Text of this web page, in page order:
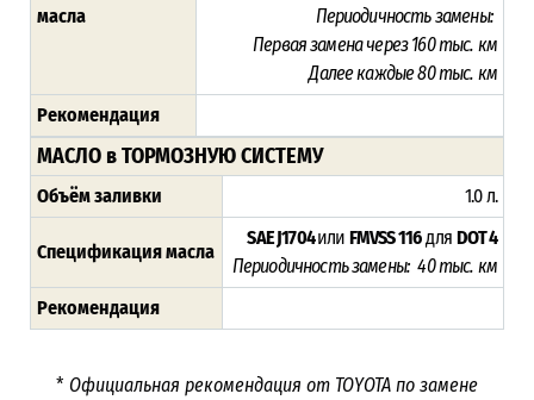
масла
Периодичность замены:
Первая замена через 160 тыс. км
Далее каждые 80 тыс. км
Рекомендация
МАСЛО в ТОРМОЗНУЮ СИСТЕМУ
Объём заливки 1.0 л.
Спецификация масла
SAE J1704или FMVSS 116дляDOT 4
Периодичность замены: 40 тыс. км
Рекомендация
* Официальная рекомендация от TOYOTA по замене